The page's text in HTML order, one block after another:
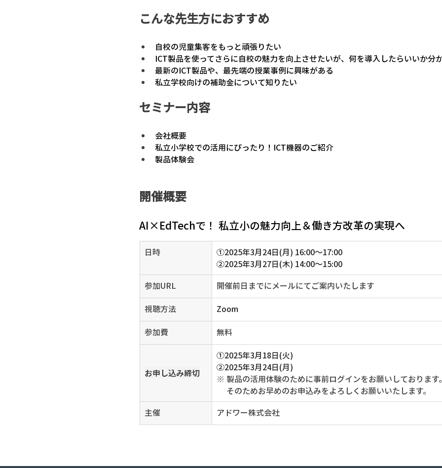
こんな先生方におすすめ
自校の児童集客をもっと頑張りたい
ICT製品を使ってさらに自校の魅力を向上させたいが、何を導入したらいいか分
最新のICT製品や、最先端の授業事例に興味がある
私立学校向けの補助金について知りたい
セミナー内容
会社概要
私立小学校での活用にぴったり！ICT機器のご紹介
製品体験会
開催概要
AI×EdTechで！ 私立小の魅力向上＆働き方改革の実現へ
日時
①2025年3月24日(月) 16:00～17:00
②2025年3月27日(木) 14:00～15:00
参加URL
開催前日までにメールにてご案内いたします
視聴方法
Zoom
参加費
無料
お申し込み締切
①2025年3月18日(火)
②2025年3月24日(月)
※ 製品の活用体験のために事前ログインをお願いしております
そのためお早めのお申込みをよろしくお願いいたします。
主催
アドワー株式会社